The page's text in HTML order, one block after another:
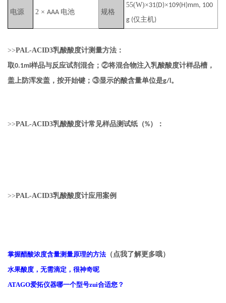
电源 2 ×AAA 电池 规格
55(W)×31(D)×109(H)mm, 100
g (仅主机)
>>PAL-ACID3乳酸酸度计测量方法：
取0.1ml样品与反应试剂混合；②将混合物注入乳酸酸度计样品槽，
盖上防浑发盖，按开始键；③显示的酸含量单位是g/l 。
>>PAL-ACID3乳酸酸度计常见样品测试纸（%）：
>>PAL-ACID3乳酸酸度计应用案例
掌握醋酸浓度含量测量原理的方法 （点我了解更多哦）
水果酸度，无需滴定，很神奇呢
ATAGO爱拓仪器哪一个型号zui合适您？